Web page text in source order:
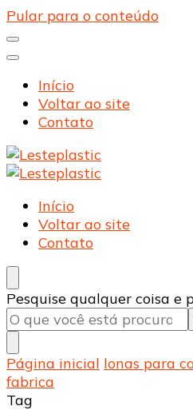
Pular para o conteúdo
Início
Voltar ao site
Contato
Lesteplastic
Blog – Lesteplastic
Lesteplastic
Blog – Lesteplastic
Início
Voltar ao site
Contato
Procurando
algo?
Pesquise qualquer coisa e
Página inicial lonas para
fabrica
Tag